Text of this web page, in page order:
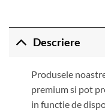
Descriere
Produsele
premium si pot
in functie de